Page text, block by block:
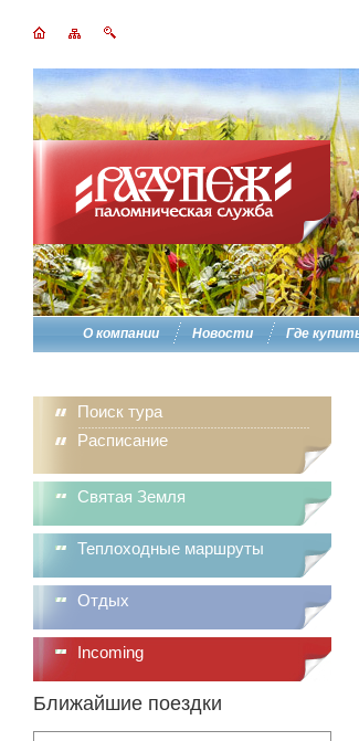
О компании Новости Где
Поиск тура
Расписание
Святая Земля
Теплоходные маршруты
Отдых
Incoming
Ближайшие поездки